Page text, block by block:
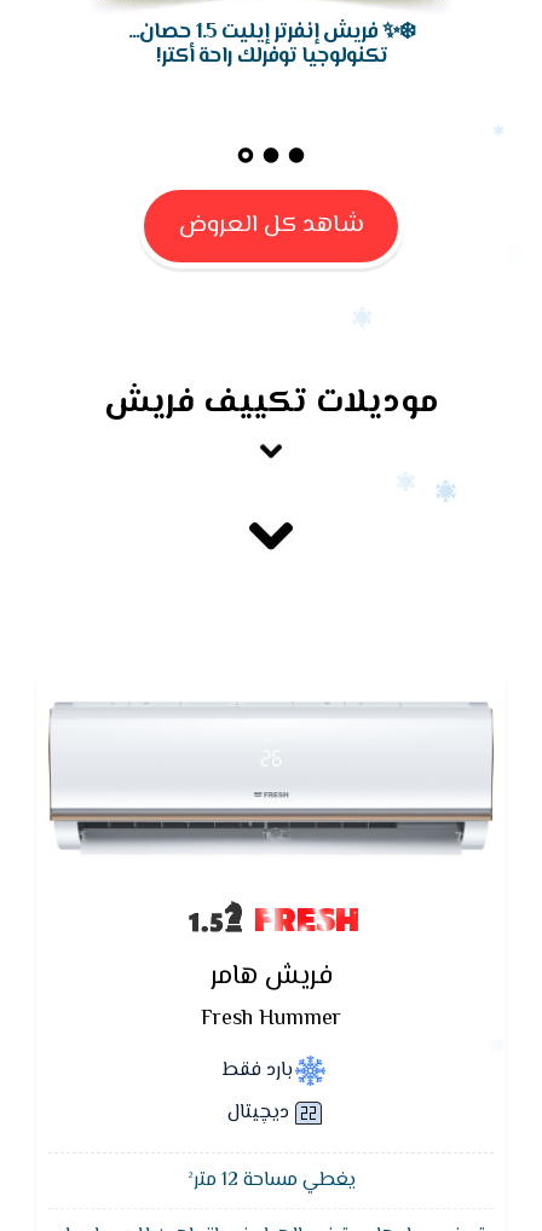
❄️✨ فريش إنفرتر إيليت 1.5 حصان...
تكنولوجيا توفرلك راحة أكتر!
شاهد كل العروض
موديلات تكييف فريش
FRESH
فريش هامر
Fresh Hummer
بارد فقط
ديچيتال
يغطي مساحة 12 متر²